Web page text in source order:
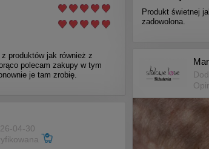
produktów jak również z
polecam zakupy w tym
je tam zrobię.
Produkt świetnej
zadowolona.
04-30